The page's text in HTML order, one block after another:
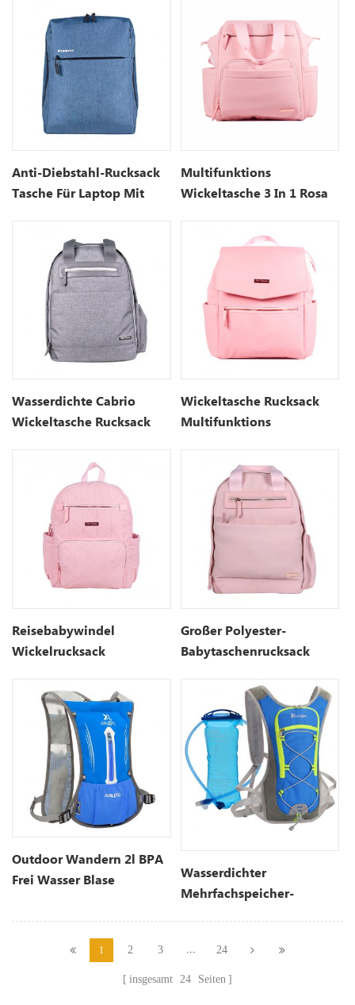
Anti-Diebstahl-Rucksack
Tasche Für Laptop Mit
Multifunktions
Wickeltasche 3 In 1 Rosa
Wasserdichte Cabrio
Wickeltasche Rucksack
Wickeltasche Rucksack
Multifunktions
Wickeltaschen
Reisebabywindel
Wickelrucksack
Großer Polyester-
Babytaschenrucksack
Outdoor Wandern 2l BPA
Frei Wasser Blase
Wasserdichter
Mehrfachspeicher-
1 2 3 ... 24
insgesamt 24 Seiten